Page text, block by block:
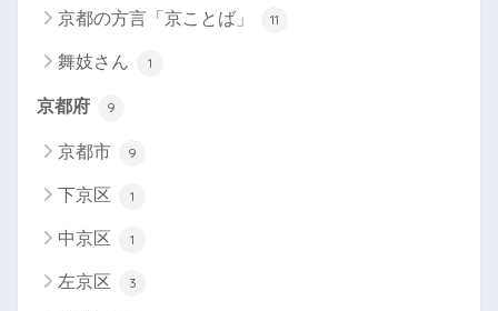
京都の方言「京ことば」 11
舞妓さん 1
京都府 9
京都市 9
下京区 1
中京区 1
左京区 3